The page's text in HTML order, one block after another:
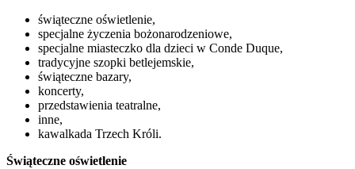
świąteczne oświetlenie,
specjalne życzenia bożonarodzeniowe,
specjalne miasteczko dla dzieci w Conde Duque,
tradycyjne szopki betlejemskie,
świąteczne bazary,
koncerty,
przedstawienia teatralne,
inne,
kawalkada Trzech Króli.
Świąteczne oświetlenie